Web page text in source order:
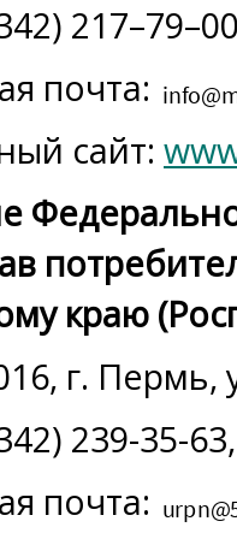
почта:
сайт:
краю
г.
239-35-
почта: